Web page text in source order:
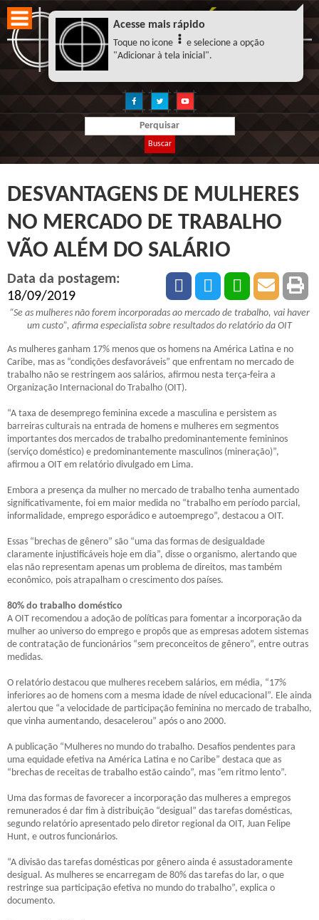
Buscar
DESVANTAGENS DE MULHERES
NO MERCADO DE TRABALHO
VÃO ALÉM DO SALÁRIO
Data da postagem:
18/09/2019
“Se as mulheres não forem incorporadas ao mercado de trabalho, vai haver
um custo”, afirma especialista sobre resultados do relatório da OIT
As mulheres ganham 17% menos que os homens na América Latina e no
Caribe, mas as “condições desfavoráveis” que enfrentam no mercado de
trabalho não se restringem aos salários, afirmou nesta terça-feira a
Organização Internacional do Trabalho (OIT).
“A taxa de desemprego feminina excede a masculina e persistem as
barreiras culturais na entrada de homens e mulheres em segmentos
importantes dos mercados de trabalho predominantemente femininos
(serviço doméstico) e predominantemente masculinos (mineração)”,
afirmou a OIT em relatório divulgado em Lima.
Embora a presença da mulher no mercado de trabalho tenha aumentado
significativamente, foi em maior medida no “trabalho em período parcial,
informalidade, emprego esporádico e autoemprego”, destacou a OIT.
Essas “brechas de gênero” são “uma das formas de desigualdade
claramente injustificáveis hoje em dia”, disse o organismo, alertando que
elas não representam apenas um problema de direitos, mas também
econômico, pois atrapalham o crescimento dos países.
80% do trabalho doméstico
A OIT recomendou a adoção de políticas para fomentar a incorporação da
mulher ao universo do emprego e propôs que as empresas adotem sistemas
de contratação de funcionários “sem preconceitos de gênero”, entre outras
medidas.
O relatório destacou que mulheres recebem salários, em média, “17%
inferiores ao de homens com a mesma idade de nível educacional”. Ele ainda
alertou que “a velocidade de participação feminina no mercado de trabalho,
que vinha aumentando, desacelerou” após o ano 2000.
A publicação “Mulheres no mundo do trabalho. Desafios pendentes para
uma equidade efetiva na América Latina e no Caribe” destaca que as
“brechas de receitas de trabalho estão caindo”, mas “em ritmo lento”.
Uma das formas de favorecer a incorporação das mulheres a empregos
remunerados é dar fim à distribuição “desigual” das tarefas domésticas,
segundo relatório apresentado pelo diretor regional da OIT, Juan Felipe
Hunt, e outros funcionários.
“A divisão das tarefas domésticas por gênero ainda é assustadoramente
desigual. As mulheres se encarregam de 80% das tarefas do lar, o que
restringe sua participação efetiva no mundo do trabalho”, explica o
documento.
Acesse mais rápido
Toque no icone
e selecione a opção
"Adicionar à tela inicial".